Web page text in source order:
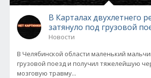
В Карталах двухлетнего
затянуло под грузовой
Новости
В Челябинской области маленький
грузовой поезд и получил тяжелейшую
мозговую травму...